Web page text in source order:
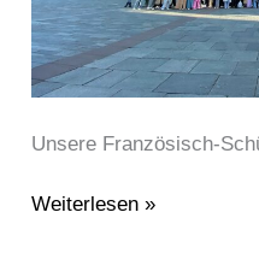
Unsere Französisch-
Weiterlesen »